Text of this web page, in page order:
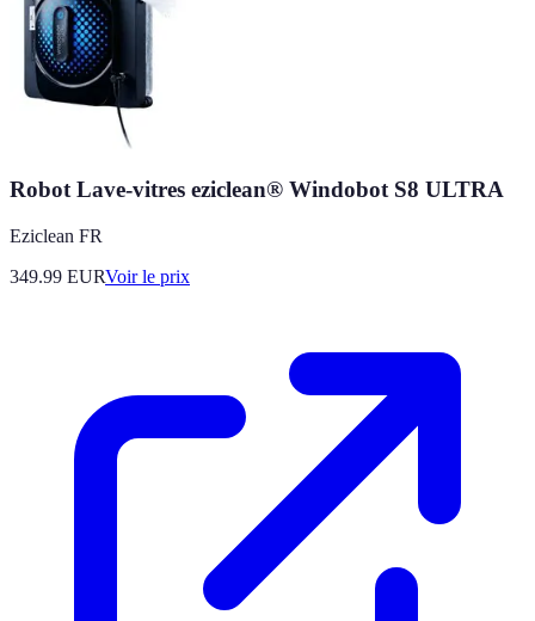
Robot Lave-vitres eziclean® Windobot S8 ULTRA
Eziclean FR
349.99 EURVoir le prix